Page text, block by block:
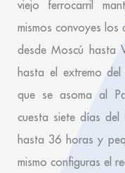
viejo ferrocarril
mismos convoyes
desde Moscú hasta
hasta el extremo
que se asoma al
cuesta siete días
hasta 36 horas y
mismo configuras el